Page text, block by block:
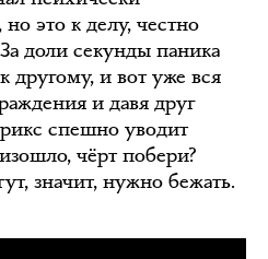
это к делу, честно
доли секунды паника
другому, и вот уже вся
и давя друг
спешно уводит
чёрт побери?
значит, нужно бежать.